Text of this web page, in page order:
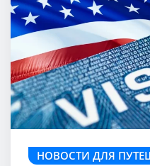
НОВОСТИ ДЛЯ